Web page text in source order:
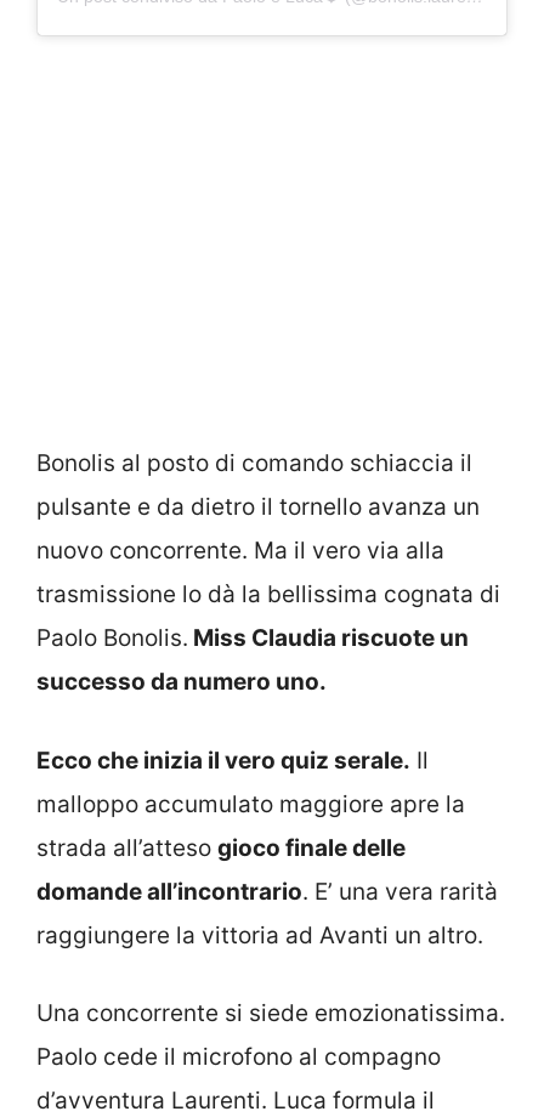
Bonolis al posto di comando schiaccia il
pulsante e da dietro il tornello avanza un
nuovo concorrente. Ma il vero via alla
trasmissione lo dà la bellissima cognata di
Paolo Bonolis. Miss Claudia riscuote un
successo da numero uno.
Ecco che inizia il vero quiz serale. Il
malloppo accumulato maggiore apre la
strada all’atteso gioco finale delle
domande all’incontrario. E’ una vera rarità
raggiungere la vittoria ad Avanti un altro.
Una concorrente si siede emozionatissima.
Paolo cede il microfono al compagno
d’avventura Laurenti. Luca formula il